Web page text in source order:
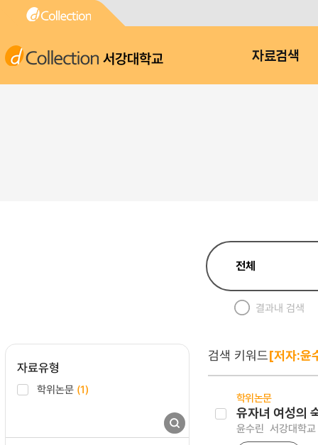
서강대학교 자료검색
결과내 검색
자료유형
학위논문 (1)
검색 키워드[저자:윤
학위논문
유자녀 여성의
윤수린 서강대학